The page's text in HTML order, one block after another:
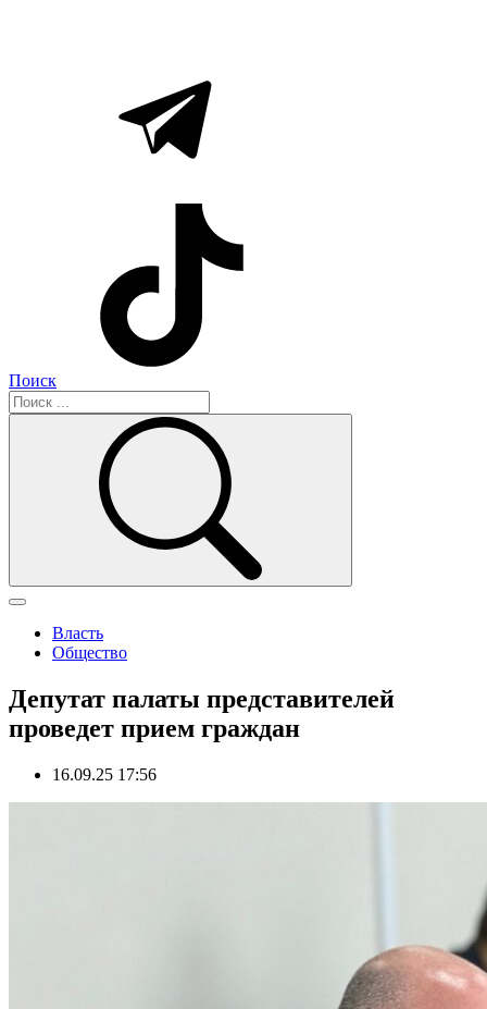
Поиск
Власть
Общество
Депутат палаты представителей
проведет прием граждан
16.09.25 17:56